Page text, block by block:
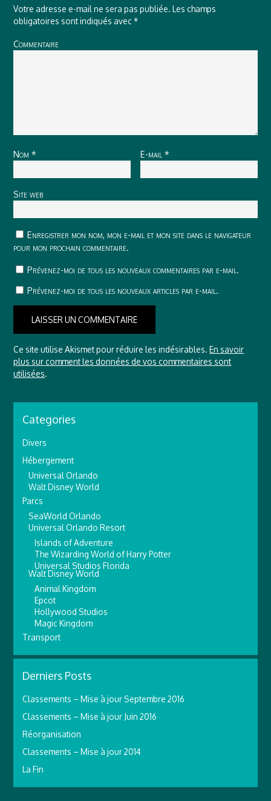
Votre adresse e-mail ne sera pas publiée. Les champs
obligatoires sont indiqués avec*
Commentaire
Nom* E-mail*
Site web
Enregistrer mon nom, mon e-mail et mon site dans le navigateur
pour mon prochain commentaire.
Prévenez-moi de tous les nouveaux commentaires par e-mail.
Prévenez-moi de tous les nouveaux articles par e-mail.
Ce site utilise Akismet pour réduire les indésirables.En savoir
plus sur comment les données de vos commentaires sont
utilisées.
Categories
Divers
Hébergement
Universal Orlando
Walt Disney World
Parcs
SeaWorld Orlando
Universal Orlando Resort
Islands of Adventure
The Wizarding World of Harry Potter
Universal Studios Florida
Walt Disney World
Animal Kingdom
Epcot
Hollywood Studios
Magic Kingdom
Transport
Derniers Posts
Classements – Mise à jour Septembre 2016
Classements – Mise à jour Juin 2016
Réorganisation
Classements – Mise à jour 2014
La Fin